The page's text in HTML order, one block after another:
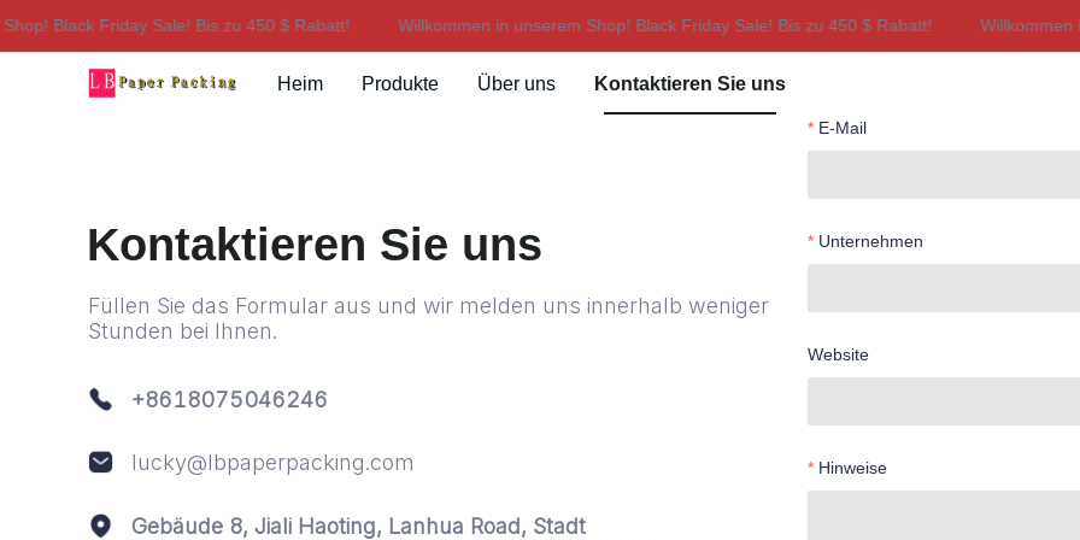
Black Friday Sale! Bis zu 450 $ Rabatt! Willkommen in unserem Shop! Black Friday Sale! Bis zu 450 $ Rabatt! Willkommen
Willkommen in unserem Shop!
Heim Produkte Über uns Kontaktieren Sie uns
Füllen Sie das Formular aus und wir melden uns innerhalb weniger
Stunden bei Ihnen.
Kontaktieren Sie uns
+8618075046246
lucky@lbpaperpacking.com
Gebäude 8, Jiali Haoting, Lanhua Road, Stadt
E-Mail
Unternehmen
Website
Hinweise